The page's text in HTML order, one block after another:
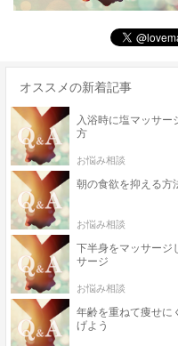
オススメの新着記事
入浴時に塩マッサー
方
お悩み相談
朝の食欲を抑える方
お悩み相談
下半身をマッサージ
サージ
お悩み相談
年齢を重ねて痩せに
げよう